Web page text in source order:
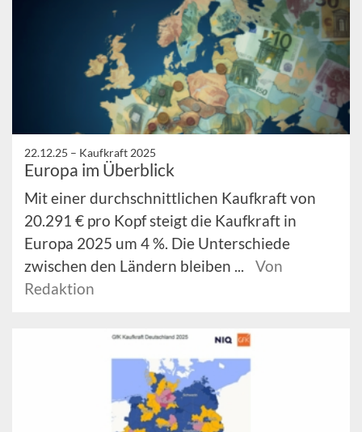
22.12.25 – Kaufkraft 2025
Europa im Überblick
Mit einer durchschnittlichen Kaufkraft von
20.291 € pro Kopf steigt die Kaufkraft in
Europa 2025 um 4 %. Die Unterschiede
zwischen den Ländern bleiben ...
Von
Redaktion